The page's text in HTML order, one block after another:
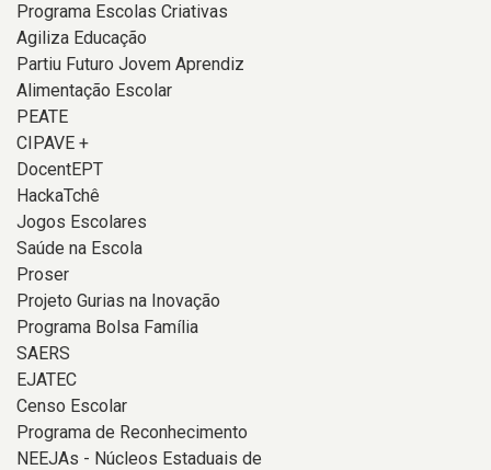
Programa Escolas Criativas
Agiliza Educação
Partiu Futuro Jovem Aprendiz
Alimentação Escolar
PEATE
CIPAVE +
DocentEPT
HackaTchê
Jogos Escolares
Saúde na Escola
Proser
Projeto Gurias na Inovação
Programa Bolsa Família
SAERS
EJATEC
Censo Escolar
Programa de Reconhecimento
NEEJAs - Núcleos Estaduais de